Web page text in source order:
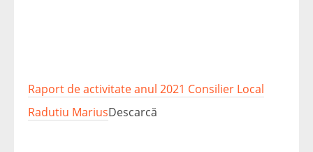
Raport de activitate anul 2021 Consilier Local
Radutiu MariusDescarcă